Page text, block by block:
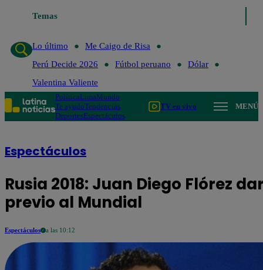
TemasLo último
Lo último
Me Caigo de Risa
Perú Decide 2026
Fútbol peruano
Dólar
Valentina Valiente
PolíticaLimaMundo
Te ayudoTendencias
DeportesEspectáculos
TV en vivo MENÚ
Espectáculos
Rusia 2018: Juan Diego Flórez
previo al Mundial
Espectáculos a las 10:12